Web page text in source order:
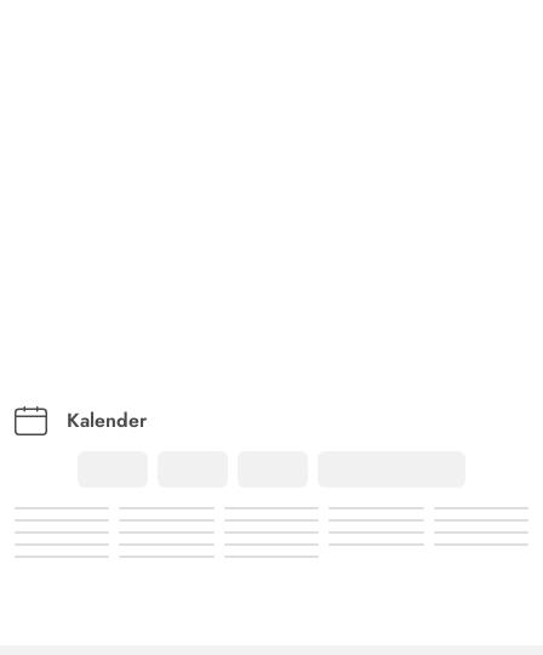
Kalender